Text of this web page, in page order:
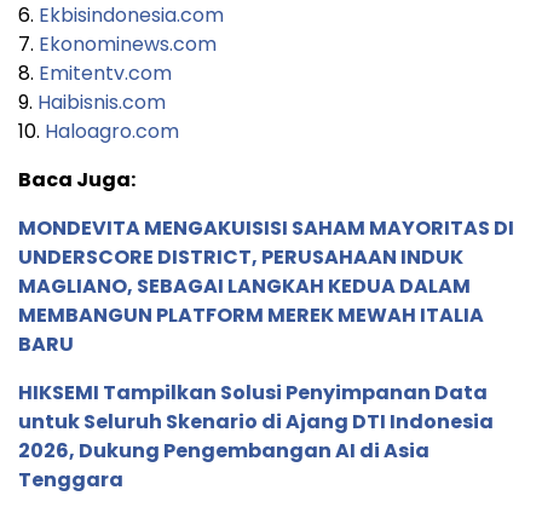
6. Ekbisindonesia.com
7. Ekonominews.com
8. Emitentv.com
9. Haibisnis.com
10. Haloagro.com
Baca Juga:
MONDEVITA MENGAKUISISI SAHAM MAYORITAS DI
UNDERSCORE DISTRICT, PERUSAHAAN INDUK
MAGLIANO, SEBAGAI LANGKAH KEDUA DALAM
MEMBANGUN PLATFORM MEREK MEWAH ITALIA
BARU
HIKSEMI Tampilkan Solusi Penyimpanan Data
untuk Seluruh Skenario di Ajang DTI Indonesia
2026, Dukung Pengembangan AI di Asia
Tenggara